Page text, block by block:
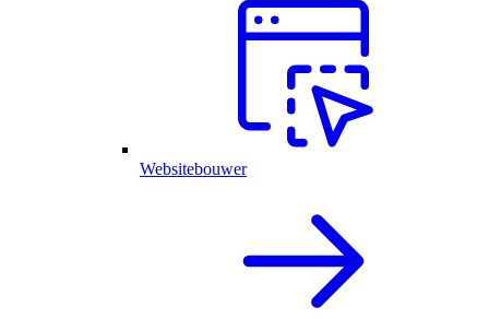
Websitebouwer